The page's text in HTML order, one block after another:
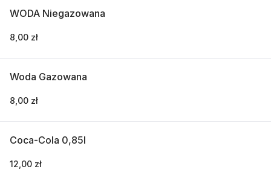
WODA Niegazowana
8,00 zł
Woda Gazowana
8,00 zł
Coca-Cola 0,85l
12,00 zł